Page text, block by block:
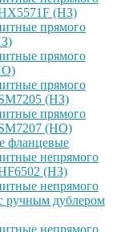
(НЗ)
прямого
прямого
прямого
(НЗ)
прямого
(НО)
фланцевые
непрямого
(НЗ)
непрямого
ручным дублером
непрямого